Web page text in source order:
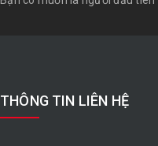
THÔNG TIN LIÊN HỆ